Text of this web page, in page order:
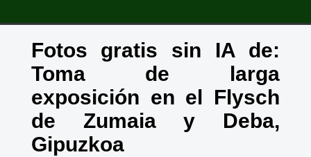
Fotos gratis sin IA de:
Toma de larga
exposición en el Flysch
de Zumaia y Deba,
Gipuzkoa